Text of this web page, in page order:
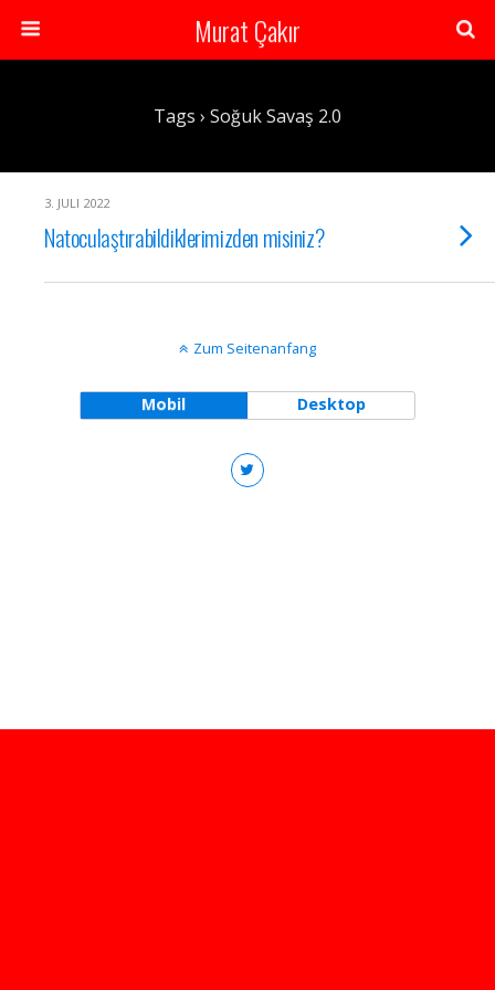
Murat Çakır
Tags › Soğuk Savaş 2.0
3. JULI 2022
Natoculaştırabildiklerimizden misiniz?
Zum Seitenanfang
Mobil Desktop